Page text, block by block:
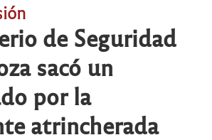
de Seguridad
sacó un
por la
atrincherada